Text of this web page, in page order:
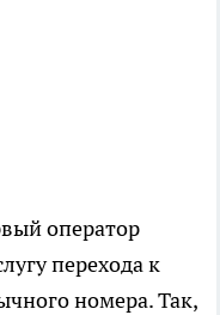
оператор
перехода к
номера. Так,